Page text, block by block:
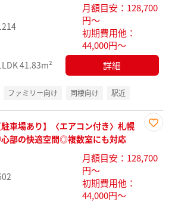
り登
月額目安：128,700
円～
初期費用他：
44,000円～
41.83m² 詳細
ファミリー向け 同棲向け 駅近
り登
駐車場あり】〈エアコン付き〉札幌
部の快適空間◎複数室にも対応
月額目安：128,700
円～
初期費用他：
44,000円～